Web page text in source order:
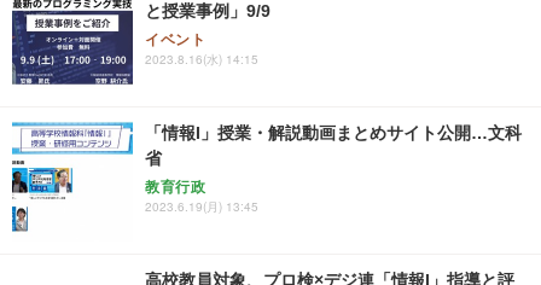
と授業事例」9/9
イベント
2023.8.16(水) 14:15
「情報I」授業・解説動画まとめサイト公開…文科
省
教育行政
2023.6.19(月) 13:45
高校教員対象、プロ検×デジ連「情報I」指導と評